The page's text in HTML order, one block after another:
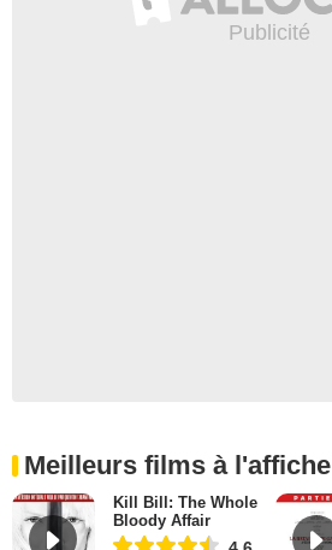
Meilleurs films à l'affiche
Kill Bill: The Whole
Bloody Affair